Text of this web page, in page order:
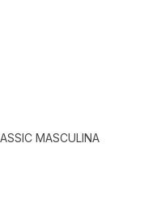
MASCULINA